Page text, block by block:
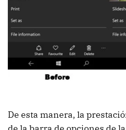
De esta manera, la